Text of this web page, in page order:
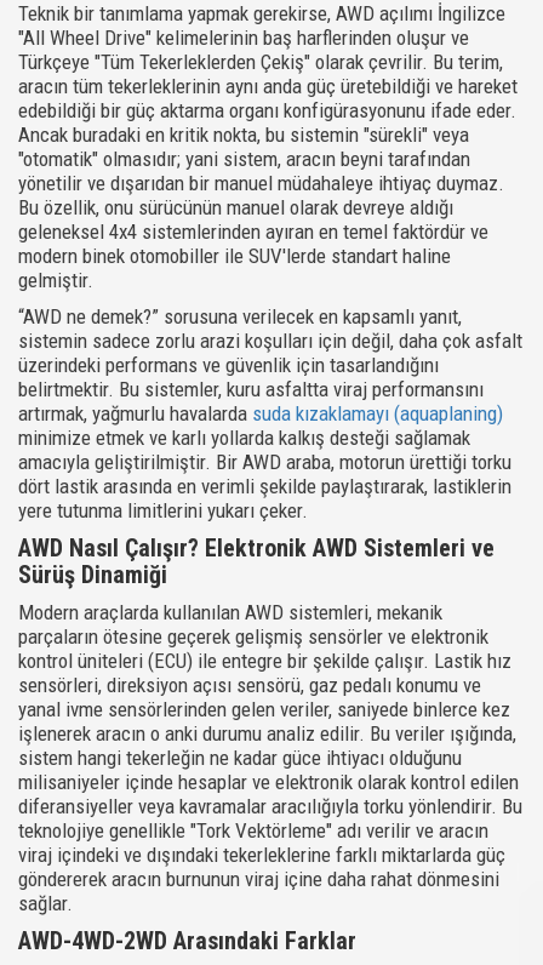
Teknik bir tanımlama yapmak gerekirse, AWD açılımı İngilizce
"All Wheel Drive" kelimelerinin baş harflerinden oluşur ve
Türkçeye "Tüm Tekerleklerden Çekiş" olarak çevrilir. Bu terim,
aracın tüm tekerleklerinin aynı anda güç üretebildiği ve hareket
edebildiği bir güç aktarma organı konfigürasyonunu ifade eder.
Ancak buradaki en kritik nokta, bu sistemin "sürekli" veya
"otomatik" olmasıdır; yani sistem, aracın beyni tarafından
yönetilir ve dışarıdan bir manuel müdahaleye ihtiyaç duymaz.
Bu özellik, onu sürücünün manuel olarak devreye aldığı
geleneksel 4x4 sistemlerinden ayıran en temel faktördür ve
modern binek otomobiller ile SUV'lerde standart haline
gelmiştir.
“AWD ne demek?” sorusuna verilecek en kapsamlı yanıt,
sistemin sadece zorlu arazi koşulları için değil, daha çok asfalt
üzerindeki performans ve güvenlik için tasarlandığını
belirtmektir. Bu sistemler, kuru asfaltta viraj performansını
artırmak, yağmurlu havalarda suda kızaklamayı (aquaplaning)
minimize etmek ve karlı yollarda kalkış desteği sağlamak
amacıyla geliştirilmiştir. Bir AWD araba, motorun ürettiği torku
dört lastik arasında en verimli şekilde paylaştırarak, lastiklerin
yere tutunma limitlerini yukarı çeker.
AWD Nasıl Çalışır? Elektronik AWD Sistemleri ve
Sürüş Dinamiği
Modern araçlarda kullanılan AWD sistemleri, mekanik
parçaların ötesine geçerek gelişmiş sensörler ve elektronik
kontrol üniteleri (ECU) ile entegre bir şekilde çalışır. Lastik hız
sensörleri, direksiyon açısı sensörü, gaz pedalı konumu ve
yanal ivme sensörlerinden gelen veriler, saniyede binlerce kez
işlenerek aracın o anki durumu analiz edilir. Bu veriler ışığında,
sistem hangi tekerleğin ne kadar güce ihtiyacı olduğunu
milisaniyeler içinde hesaplar ve elektronik olarak kontrol edilen
diferansiyeller veya kavramalar aracılığıyla torku yönlendirir. Bu
teknolojiye genellikle "Tork Vektörleme" adı verilir ve aracın
viraj içindeki ve dışındaki tekerleklerine farklı miktarlarda güç
göndererek aracın burnunun viraj içine daha rahat dönmesini
sağlar.
AWD-4WD-2WD Arasındaki Farklar